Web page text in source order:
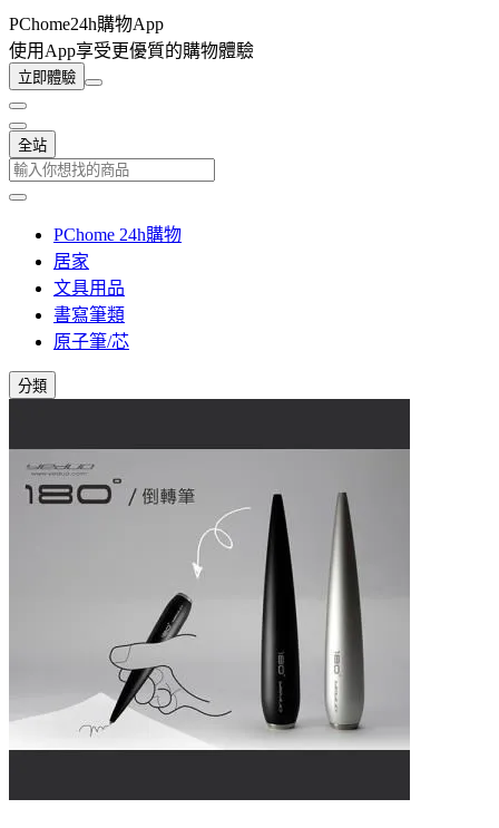
PChome24h購物App
使用App享受更優質的購物體驗
立即體驗
全站
PChome 24h購物
居家
文具用品
書寫筆類
原子筆/芯
分類